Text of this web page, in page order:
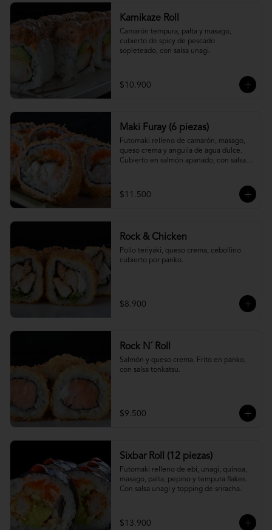
Kamikaze Roll
Camarón tempura, palta y masago,
cubierto de spicy de pescado
sopleteado, con salsa unagi.
$10.900
Maki Furay (6 piezas)
Futomaki relleno de camarón, masago,
queso crema y anguila de agua dulce.
Cubierto en salmón apanado, con salsa
$11.500
Rock & Chicken
Pollo teriyaki, queso crema, cebollino
cubierto por panko.
$8.900
Rock N´ Roll
Salmón y queso crema. Frito en panko,
con salsa tonkatsu.
$9.500
Sixbar Roll (12 piezas)
Futomaki relleno de ebi, unagi, quínoa,
masago, palta, pepino y tempura flakes.
Con salsa unagi y topping de sriracha.
$13.900